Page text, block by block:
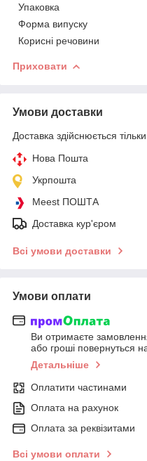
Упаковка
Форма випуску
Корисні речовини
Приховати
Умови доставки
Доставка здійснюється
Нова Пошта
Укрпошта
Meest ПОШТА
Доставка кур'єром
Всі умови доставки
Умови оплати
Ви отримаєте
або гроші повернуться
Детальніше
Оплатити частинами
Оплата на рахунок
Оплата за реквізитами
Всі умови оплати